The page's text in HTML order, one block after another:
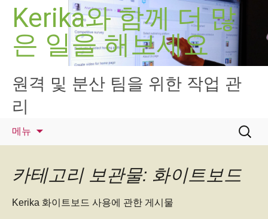
Kerika와 함께 더 많
은 일을 해보세요
원격 및 분산 팀을 위한 작업 관
리
메뉴
검
색:
카테고리 보관물: 화이트보드
Kerika 화이트보드 사용에 관한 게시물